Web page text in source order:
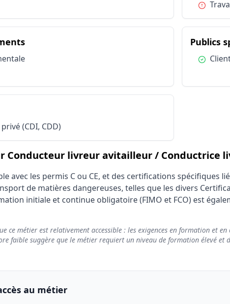
Clientèle de professionnels
du métier Conducteur livreur avitailleur /Publics
métier Conducteur livreur avitailleur /
(CDI, CDD)
Conducteur livreur avitailleur / Conductrice
avec les permis C ou CE, et des certifications spécifiques
de matières dangereuses, telles que les divers
initiale et continue obligatoire (FIMO et FCO) est
ce métier est relativement accessible : les exigences en formation et
faible suggère que le métier requiert un niveau de formation élevé et
au métier